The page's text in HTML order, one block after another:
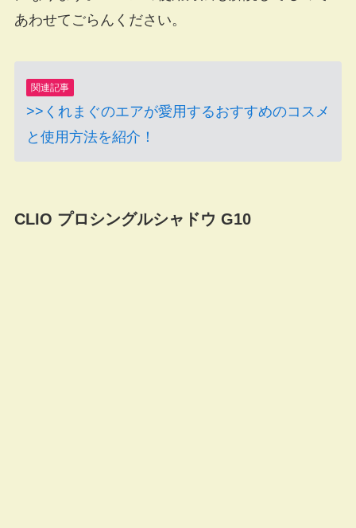
あわせてごらんください。
関連記事
>>くれまぐのエアが愛用するおすすめのコスメ
と使用方法を紹介！
CLIO プロシングルシャドウ G10